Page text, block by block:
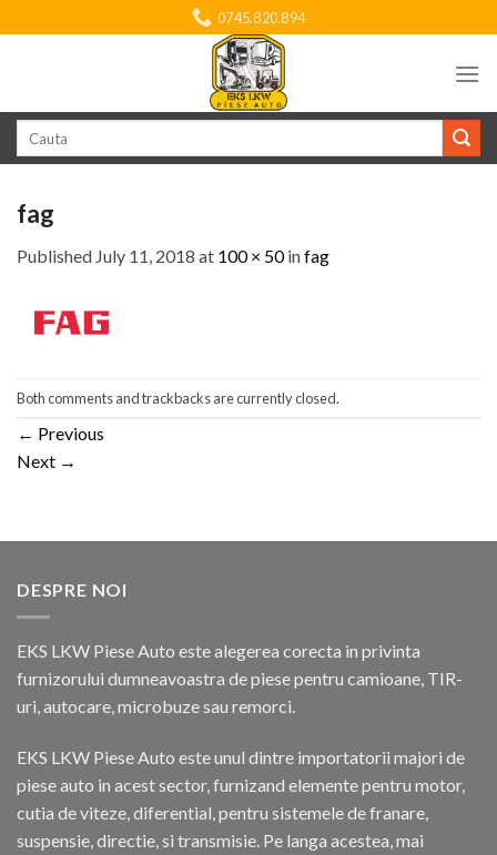
to
0745.820.894
fag
Published July 11, 2018 at 100 × 50infag
Both comments and trackbacks are currently closed.
← Previous
Next →
DESPRE NOI
EKS LKW Piese Auto este alegerea corecta in privinta
furnizorului dumneavoastra de piese pentru camioane, TIR-
uri, autocare, microbuze sau remorci.
EKS LKW Piese Auto este unul dintre importatorii majori de
piese auto in acest sector, furnizand elemente pentru motor,
cutia de viteze, diferential, pentru sistemele de franare,
suspensie, directie, si transmisie. Pe langa acestea, mai